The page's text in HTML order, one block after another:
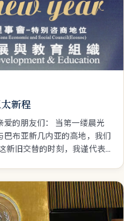
新程
的朋友们： 当第一缕晨光
布亚新几内亚的高地，我们
新旧交替的时刻，我谨代表